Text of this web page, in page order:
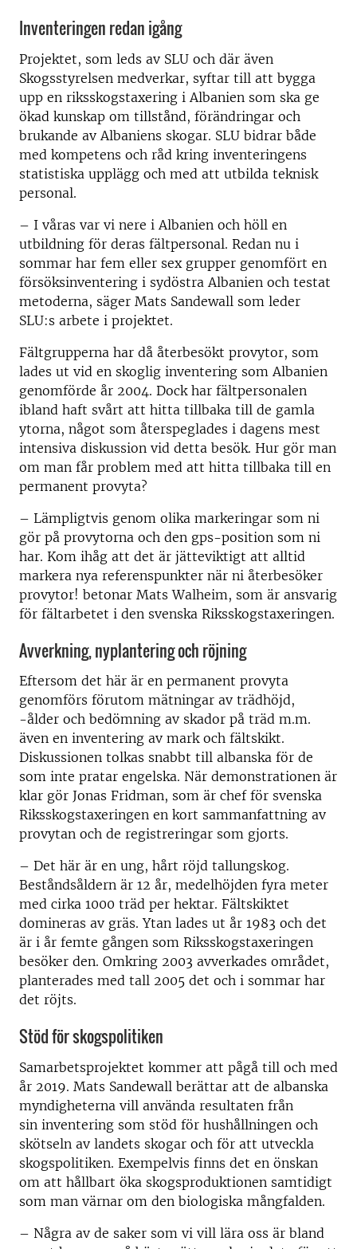
Inventeringen redan igång
Projektet, som leds av SLU och där även
Skogsstyrelsen medverkar, syftar till att bygga
upp en riksskogstaxering i Albanien som ska ge
ökad kunskap om tillstånd, förändringar och
brukande av Albaniens skogar. SLU bidrar både
med kompetens och råd kring inventeringens
statistiska upplägg och med att utbilda teknisk
personal.
– I våras var vi nere i Albanien och höll en
utbildning för deras fältpersonal. Redan nu i
sommar har fem eller sex grupper genomfört en
försöksinventering i sydöstra Albanien och testat
metoderna, säger Mats Sandewall som leder
SLU:s arbete i projektet.
Fältgrupperna har då återbesökt provytor, som
lades ut vid en skoglig inventering som Albanien
genomförde år 2004. Dock har fältpersonalen
ibland haft svårt att hitta tillbaka till de gamla
ytorna, något som återspeglades i dagens mest
intensiva diskussion vid detta besök. Hur gör man
om man får problem med att hitta tillbaka till en
permanent provyta?
– Lämpligtvis genom olika markeringar som ni
gör på provytorna och den gps-position som ni
har. Kom ihåg att det är jätteviktigt att alltid
markera nya referenspunkter när ni återbesöker
provytor! betonar Mats Walheim, som är ansvarig
för fältarbetet i den svenska Riksskogstaxeringen.
Avverkning, nyplantering och röjning
Eftersom det här är en permanent provyta
genomförs förutom mätningar av trädhöjd,
-ålder och bedömning av skador på träd m.m.
även en inventering av mark och fältskikt.
Diskussionen tolkas snabbt till albanska för de
som inte pratar engelska. När demonstrationen är
klar gör Jonas Fridman, som är chef för svenska
Riksskogstaxeringen en kort sammanfattning av
provytan och de registreringar som gjorts.
– Det här är en ung, hårt röjd tallungskog.
Beståndsåldern är 12 år, medelhöjden fyra meter
med cirka 1000 träd per hektar. Fältskiktet
domineras av gräs. Ytan lades ut år 1983 och det
är i år femte gången som Riksskogstaxeringen
besöker den. Omkring 2003 avverkades området,
planterades med tall 2005 det och i sommar har
det röjts.
Stöd för skogspolitiken
Samarbetsprojektet kommer att pågå till och med
år 2019. Mats Sandewall berättar att de albanska
myndigheterna vill använda resultaten från
sin inventering som stöd för hushållningen och
skötseln av landets skogar och för att utveckla
skogspolitiken. Exempelvis finns det en önskan
om att hållbart öka skogsproduktionen samtidigt
som man värnar om den biologiska mångfalden.
– Några av de saker som vi vill lära oss är bland